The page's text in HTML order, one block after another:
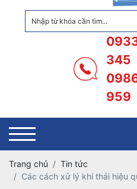
345
959
Trang chủ
Tin tức
Các cách xử lý khí thải hiệu